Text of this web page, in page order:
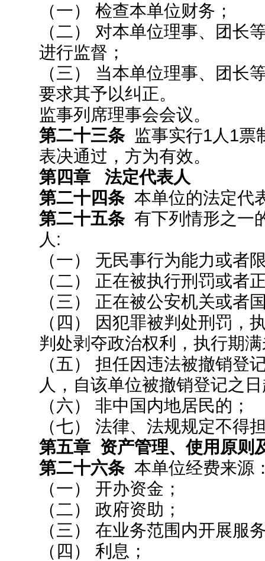
（一） 检查本单位财务；
（二） 对本单位理事、团长
进行监督；
（三） 当本单位理事、团长
要求其予以纠正。
监事列席理事会会议。
第二十三条 监事实行1人1票
表决通过，方为有效。
第四章 法定代表人
第二十四条 本单位的法定代
第二十五条 有下列情形之一
人:
（一） 无民事行为能力或者
（二） 正在被执行刑罚或者
（三） 正在被公安机关或者
（四） 因犯罪被判处刑罚，
判处剥夺政治权利，执行期
（五） 担任因违法被撤销登
人，自该单位被撤销登记之
（六） 非中国内地居民的；
（七） 法律、法规规定不得
第五章 资产管理、使用原则
第二十六条 本单位经费来源
（一） 开办资金；
（二） 政府资助；
（三） 在业务范围内开展服
（四） 利息；